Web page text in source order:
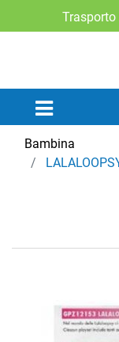
Trasporto
Open menu
Bambina